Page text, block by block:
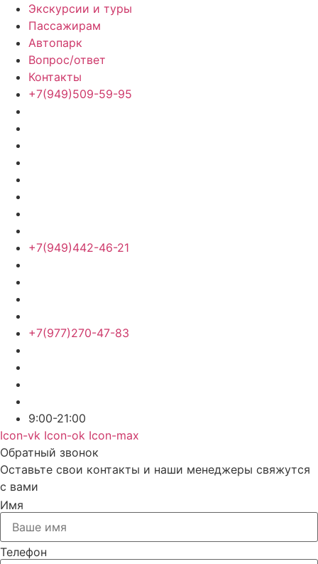
Экскурсии и туры
Пассажирам
Автопарк
Вопрос/ответ
Контакты
+7(949)509-59-95
+7(949)442-46-21
+7(977)270-47-83
9:00-21:00
Icon-vk Icon-ok Icon-max
Обратный звонок
Оставьте свои контакты и наши менеджеры свяжутся
с вами
Имя
Телефон